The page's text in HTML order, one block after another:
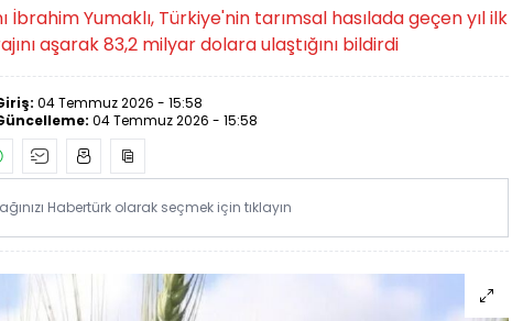
İbrahim Yumaklı, Türkiye'nin tarımsal hasılada geçen yıl ilk
aşarak 83,2 milyar dolara ulaştığını bildirdi
04 Temmuz 2026 - 15:58
04 Temmuz 2026 - 15:58
Habertürk olarak seçmek için tıklayın